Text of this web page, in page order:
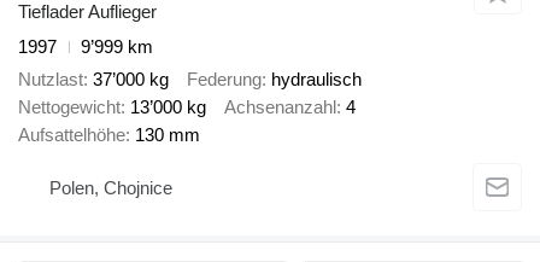
Tieflader Auflieger
1997
9’999 km
Nutzlast 37’000 kg Federung hydraulisch
Nettogewicht 13’000 kg Achsenanzahl 4
Aufsattelhöhe 130 mm
Polen, Chojnice